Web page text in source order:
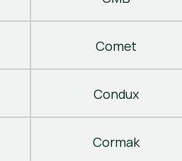
Comet
Condux
Cormak